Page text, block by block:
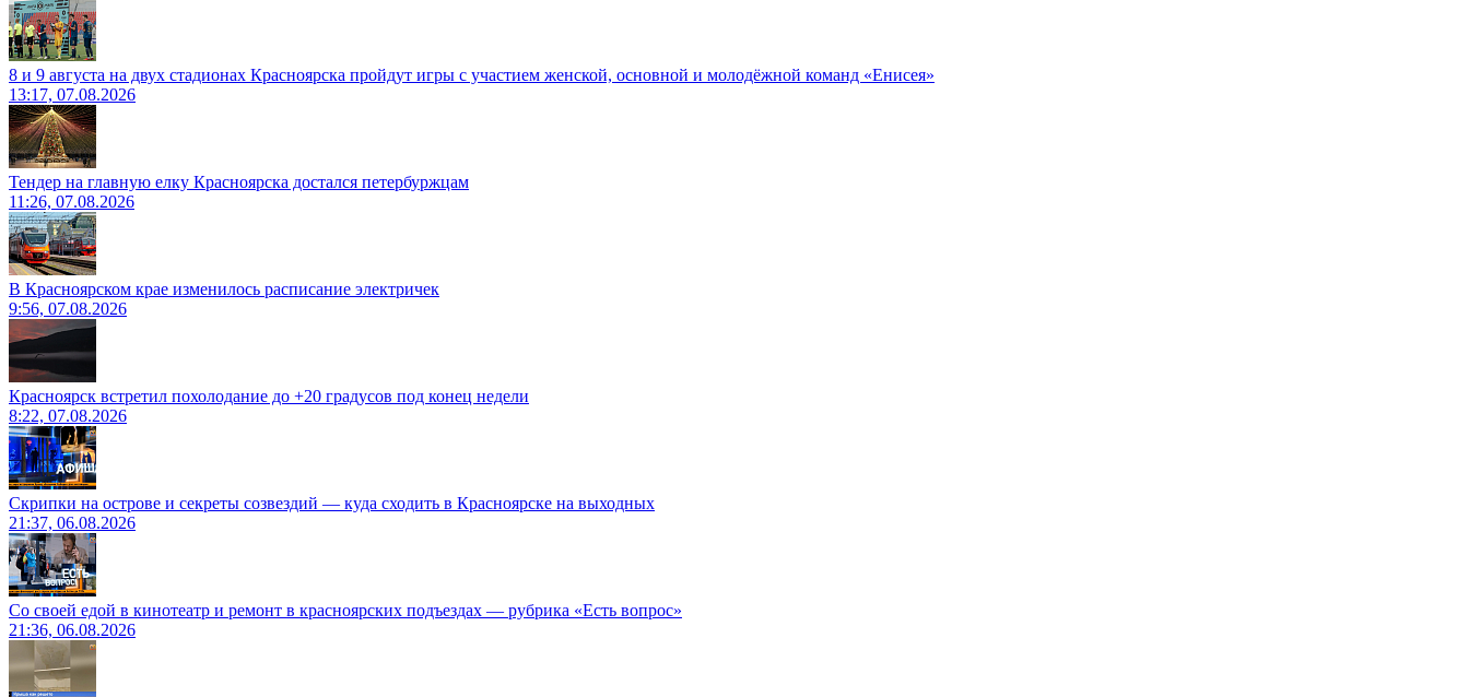
8 и 9 августа на двух стадионах Красноярска пройдут игры с участием женской, основной и молодёжной команд «Енисея»
13:17, 07.08.2026
Тендер на главную елку Красноярска достался петербуржцам
11:26, 07.08.2026
В Красноярском крае изменилось расписание электричек
9:56, 07.08.2026
Красноярск встретил похолодание до +20 градусов под конец недели
8:22, 07.08.2026
Скрипки на острове и секреты созвездий — куда сходить в Красноярске на выходных
21:37, 06.08.2026
Со своей едой в кинотеатр и ремонт в красноярских подъездах — рубрика «Есть вопрос»
21:36, 06.08.2026